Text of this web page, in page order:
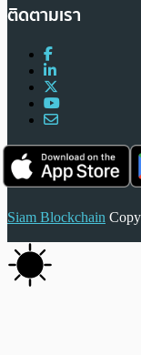
ติดตามเรา
Siam Blockchain